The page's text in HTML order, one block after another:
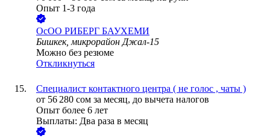
Опыт 1-3 года
ОсОО РИБЕРГ БАУХЕМИ
Бишкек, микрорайон Джал-15
Можно без резюме
Откликнуться
Специалист контактного центра ( не голос , чаты )
от 56 280 сом за месяц, до вычета налогов
Опыт более 6 лет
Выплаты: Два раза в месяц